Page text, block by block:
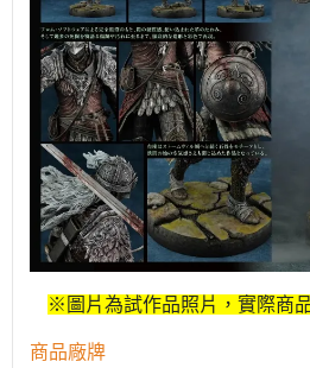
※圖片為試作品照片，實際商
商品廠牌